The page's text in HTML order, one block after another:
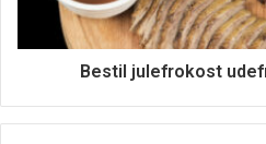
du ønsker at behandle flere
resultaterne kan være
retfærdiggøre omkostningerne
Potentielle bivirkninger–
Bestil julefrokost